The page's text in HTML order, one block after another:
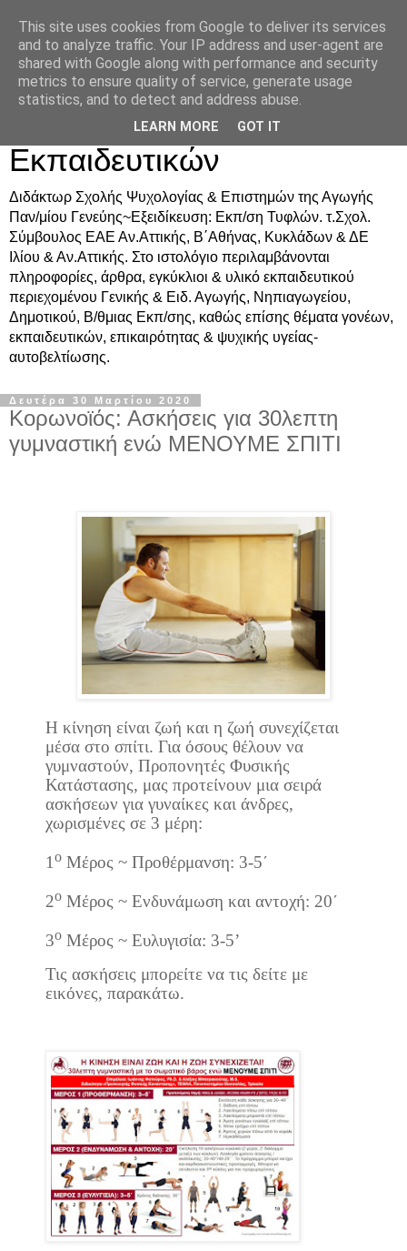
Δρ. Ράνια Χιουρέα-
Συμβουλευτική &
Υποστήριξη Γονέων &
Εκπαιδευτικών
Διδάκτωρ Σχολής Ψυχολογίας & Επιστημών της Αγωγής
Παν/μίου Γενεύης~Εξειδίκευση: Εκπ/ση Τυφλών. τ.Σχολ.
Σύμβουλος ΕΑΕ Αν.Αττικής, Β΄Αθήνας, Κυκλάδων & ΔΕ
Ιλίου & Αν.Αττικής. Στο ιστολόγιο περιλαμβάνονται
πληροφορίες, άρθρα, εγκύκλιοι & υλικό εκπαιδευτικού
περιεχομένου Γενικής & Ειδ. Αγωγής, Νηπιαγωγείου,
Δημοτικού, Β/θμιας Εκπ/σης, καθώς επίσης θέματα γονέων,
εκπαιδευτικών, επικαιρότητας & ψυχικής υγείας-
αυτοβελτίωσης.
Δευτέρα 30 Μαρτίου 2020
Κορωνοϊός: Ασκήσεις για 30λεπτη
γυμναστική ενώ ΜΕΝΟΥΜΕ ΣΠΙΤΙ
Η κίνηση είναι ζωή και η ζωή συνεχίζεται
μέσα στο σπίτι. Για όσους θέλουν να
γυμναστούν, Προπονητές Φυσικής
Κατάστασης, μας προτείνουν μια σειρά
ασκήσεων για γυναίκες και άνδρες,
χωρισμένες σε 3 μέρη:
1 ο Μέρος ~ Προθέρμανση: 3-5΄
2ο Μέρος ~ Ενδυνάμωση και αντοχή: 20΄
3ο Μέρος ~ Ευλυγισία: 3-5’
Τις ασκήσεις μπορείτε να τις δείτε με
εικόνες, παρακάτω.
This site uses cookies from Google to deliver its services
and to analyze traffic. Your IP address and user-agent are
shared with Google along with performance and security
metrics to ensure quality of service, generate usage
statistics, and to detect and address abuse.
LEARN MORE GOT IT